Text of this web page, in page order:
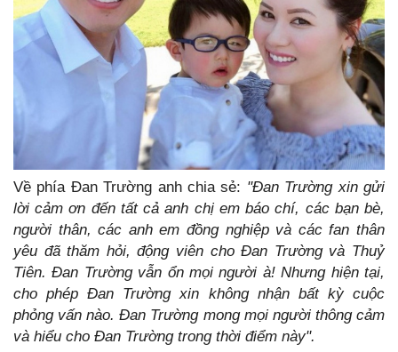
Về phía Đan Trường anh chia sẻ: "Đan Trường xin gửi
lời cảm ơn đến tất cả anh chị em báo chí, các bạn bè,
người thân, các anh em đồng nghiệp và các fan thân
yêu đã thăm hỏi, động viên cho Đan Trường và Thuỷ
Tiên. Đan Trường vẫn ổn mọi người à! Nhưng hiện tại,
cho phép Đan Trường xin không nhận bất kỳ cuộc
phỏng vấn nào. Đan Trường mong mọi người thông cảm
và hiểu cho Đan Trường trong thời điểm này".